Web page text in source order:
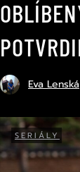
Eva Lenská
SERIÁLY